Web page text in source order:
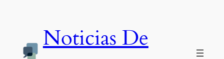
Noticias De